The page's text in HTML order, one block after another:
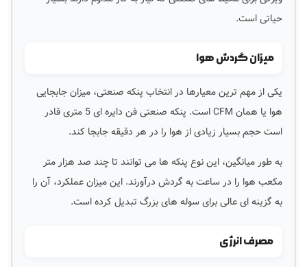
حیاتی است.
میزان گردش هوا
یکی از مهم ترین معیارها در انتخاب پنکه صنعتی، میزان جابجایی
هوا یا همان CFM است. پنکه صنعتی فن دایره ای 5 متری قادر
است حجم بسیار زیادی از هوا را در هر دقیقه جابجا کند.
به طور میانگین، این نوع پنکه ها می توانند تا چند صد هزار متر
مکعب هوا را در ساعت به گردش درآورند. این میزان عملکرد، آن را
به گزینه ای عالی برای سوله های بزرگ تبدیل کرده است.
مصرف انرژی